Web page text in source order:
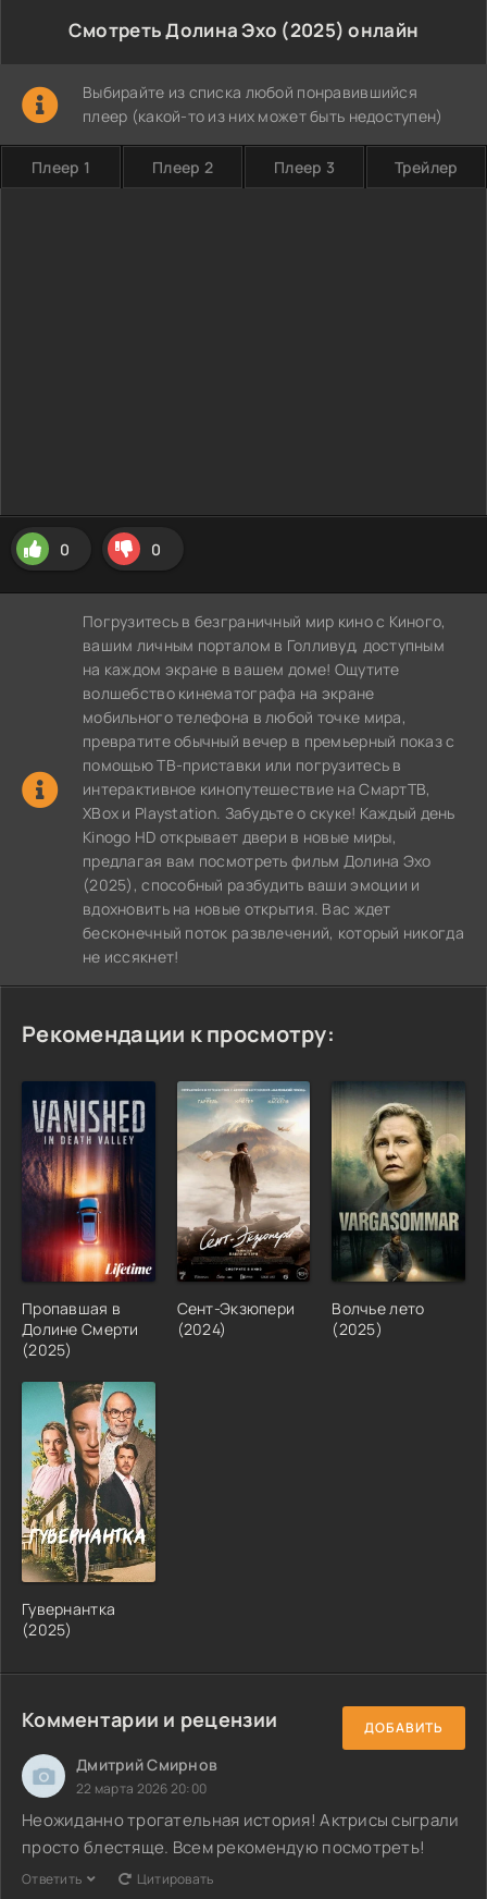
Смотреть Долина Эхо (2025) онлайн
Выбирайте из списка любой понравившийся
плеер (какой-то из них может быть недоступен)
Плеер 1 Плеер 2 Плеер 3 Трейлер
0 0
Погрузитесь в безграничный мир кино с Киного,
вашим личным порталом в Голливуд, доступным
на каждом экране в вашем доме! Ощутите
волшебство кинематографа на экране
мобильного телефона в любой точке мира,
превратите обычный вечер в премьерный показ с
помощью ТВ-приставки или погрузитесь в
интерактивное кинопутешествие на СмартТВ,
XBox и Playstation. Забудьте о скуке! Каждый день
Kinogo HD открывает двери в новые миры,
предлагая вам посмотреть фильм Долина Эхо
(2025), способный разбудить ваши эмоции и
вдохновить на новые открытия. Вас ждет
бесконечный поток развлечений, который никогда
не иссякнет!
Рекомендации к просмотру:
Пропавшая в
Долине Смерти
(2025)
Сент-Экзюпери
(2024)
Волчье лето
(2025)
Гувернантка
(2025)
Комментарии и рецензии ДОБАВИТЬ
Дмитрий Смирнов
22 марта 2026 20:00
Неожиданно трогательная история! Актрисы сыграли
просто блестяще. Всем рекомендую посмотреть!
Ответить Цитировать